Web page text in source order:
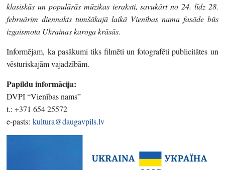
klasiskās un populārās mūzikas ieraksti, savukārt no 24. līdz 28.
februārim diennakts tumšākajā laikā Vienības nama fasāde būs
izgaismota Ukrainas karoga krāsās.
Informējam, ka pasākumi tiks filmēti un fotografēti publicitātes un
vēsturiskajām vajadzībām.
Papildu informācija:
DVPI “Vienības nams”
t.: +371 654 25572
e-pasts:kultura@daugavpils.lv